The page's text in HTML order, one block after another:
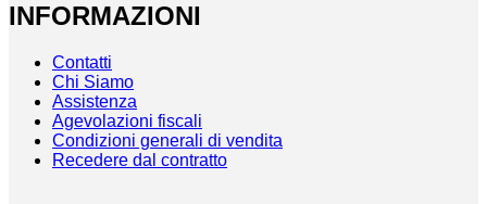
INFORMAZIONI
Contatti
Chi Siamo
Assistenza
Agevolazioni fiscali
Condizioni generali di vendita
Recedere dal contratto